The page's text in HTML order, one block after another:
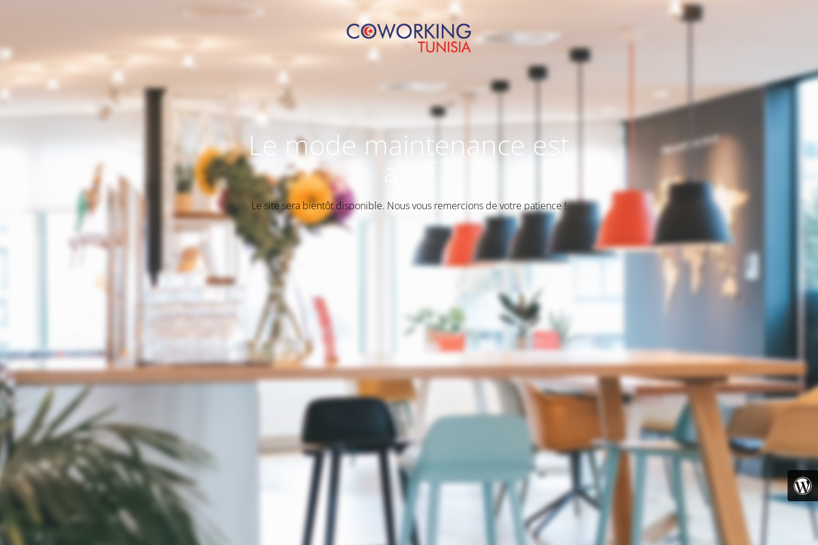
Le mode maintenance est
actif
Le site sera bientôt disponible. Nous vous remercions de votre patience !